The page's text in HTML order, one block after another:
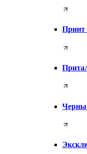
Принт